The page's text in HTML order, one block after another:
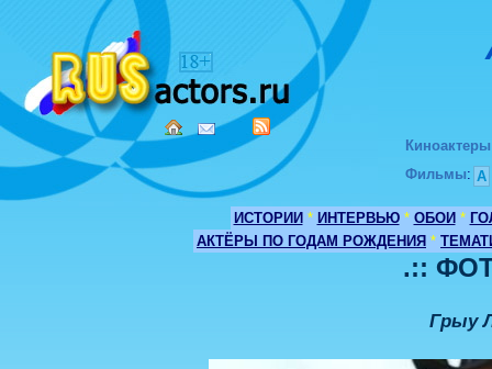
Киноактеры
Фильмы: А
ИСТОРИИ * ИНТЕРВЬЮ * ОБОИ *
АКТЁРЫ ПО ГОДАМ РОЖДЕНИЯ *
.::
Грыу